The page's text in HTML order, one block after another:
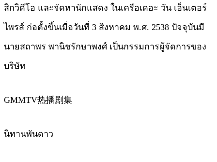
สิกวิดีโอ และจัดหานักแสดง ในเครือเดอะ วัน เอ็นเตอร์
ไพรส์ ก่อตั้งขึ้นเมื่อวันที่ 3 สิงหาคม พ.ศ. 2538 ปัจจุบันมี
นายสถาพร พานิชรักษาพงศ์ เป็นกรรมการผู้จัดการของ
บริษัท
GMMTV热播剧集
นิทานพันดาว